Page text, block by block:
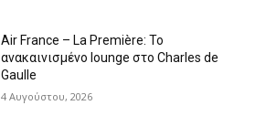
Air France – La Première: Το
ανακαινισμένο lounge στο Charles de
Gaulle
4 Αυγούστου, 2026